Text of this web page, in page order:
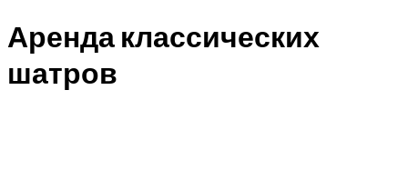
Аренда классических
шатров